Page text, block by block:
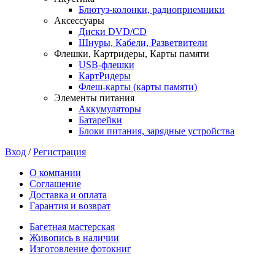
Блютуз-колонки, радиоприемники
Аксессуары
Диски DVD/CD
Шнуры, Кабели, Разветвители
Флешки, Картридеры, Карты памяти
USB-флешки
КартРидеры
Флеш-карты (карты памяти)
Элементы питания
Аккумуляторы
Батарейки
Блоки питания, зарядные устройства
Вход /Регистрация
О компании
Соглашение
Доставка и оплата
Гарантия и возврат
Багетная мастерская
Живопись в наличии
Изготовление фотокниг